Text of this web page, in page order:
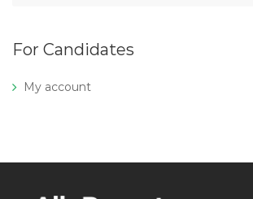
For Candidates
My account